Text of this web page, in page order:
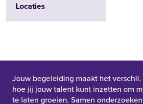
Locaties
Jouw begeleiding maakt het
hoe jij jouw talent kunt inzetten om
te laten groeien. Samen